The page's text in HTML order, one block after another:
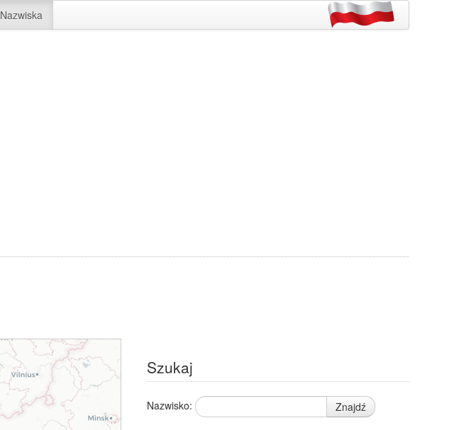
Nazwiska
Szukaj
Nazwisko: Znajdź